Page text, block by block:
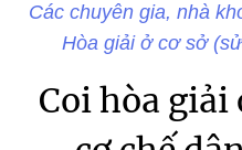
Các chuyên gia, nhà
Hòa giải ở cơ sở
Coi hòa giải